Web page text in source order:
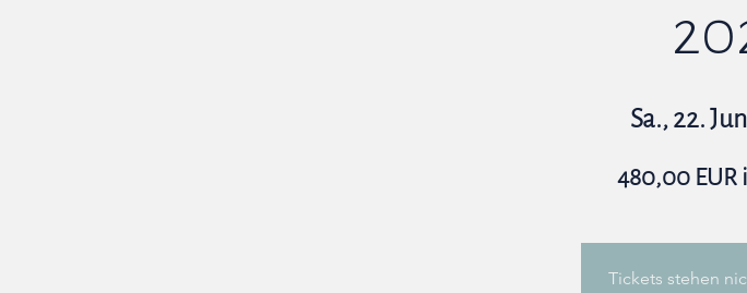
Sa., 22.
480,00 EUR
Tickets stehen